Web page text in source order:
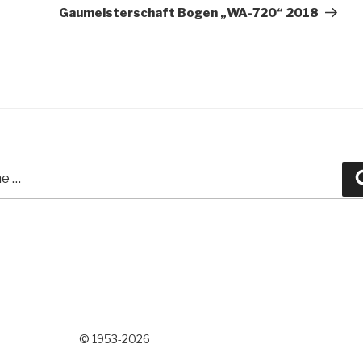
Beitrag
Gaumeisterschaft Bogen „WA-720“ 2018
© 1953-2026